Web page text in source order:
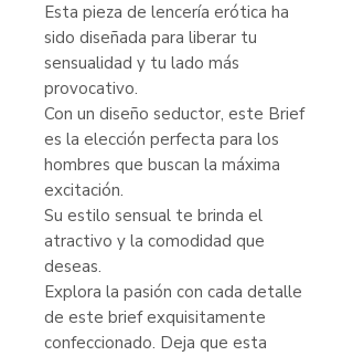
Esta pieza de lencería erótica ha
sido diseñada para liberar tu
sensualidad y tu lado más
provocativo.
Con un diseño seductor, este Brief
es la elección perfecta para los
hombres que buscan la máxima
excitación.
Su estilo sensual te brinda el
atractivo y la comodidad que
deseas.
Explora la pasión con cada detalle
de este brief exquisitamente
confeccionado. Deja que esta